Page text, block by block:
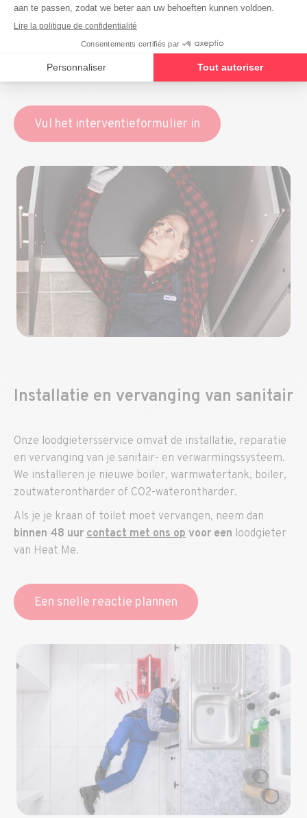
Hoewel het vaak verleidelijk is om zelf voor reparateur
te spelen, is het verstandiger om een echte vakman in
te schakelen. Een loodgieter heeft de knowhow om je
sanitaire toestellen te installeren en te onderhouden,
en om lekken en verstopte leidingen aan te pakken.
Vul het interventieformulier in
Installatie en vervanging van sanitair
Onze loodgietersservice omvat de installatie, reparatie
en vervanging van je sanitair- en verwarmingssysteem.
We installeren je nieuwe boiler, warmwatertank, boiler,
zoutwaterontharder of CO2-waterontharder.
Als je je kraan of toilet moet vervangen, neem dan
binnen 48 uur contact met ons op voor een loodgieter
van Heat Me.
Een snelle reactie plannen